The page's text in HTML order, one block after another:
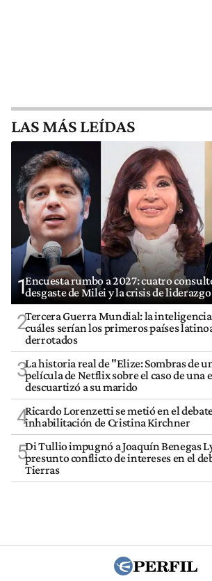
LAS MÁS LEÍDAS
1Encuesta rumbo a 2027: cuatro
desgaste de Milei y la crisis de
2Tercera Guerra Mundial: la
cuáles serían los primeros países
derrotados
3La historia real de "Elize: Sombras de
película de Netflix sobre el caso de una
descuartizó a su marido
4Ricardo Lorenzetti se metió en el
inhabilitación de Cristina Kirchner
5Di Tullio impugnó a Joaquín Benegas
presunto conflicto de intereses en el
Tierras